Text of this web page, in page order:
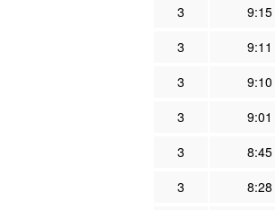
3
9:15
3
9:11
3
9:10
3
9:01
3
8:45
3
8:28